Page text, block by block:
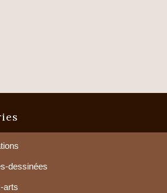
dessinées
arts